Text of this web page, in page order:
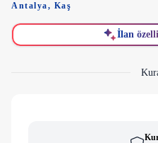
Antalya, Kaş
İlan